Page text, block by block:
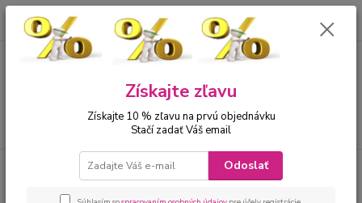
00421 905 612848 za0 €
Kojenecké oblečenie sety
Kojenecká súprava pre
Získajte zľavu
Získajte 10 % zľavu na prvú objednávku
Stačí zadať Váš email
Odoslať